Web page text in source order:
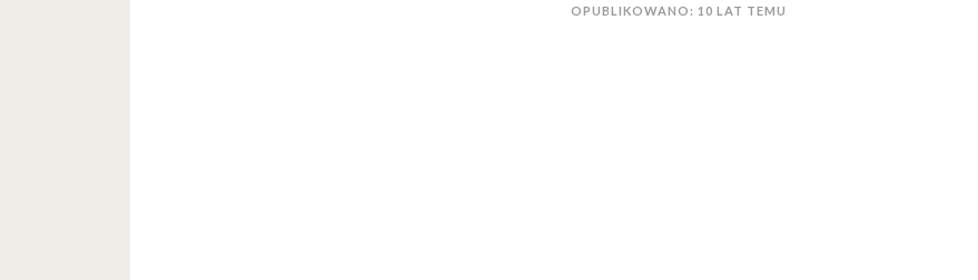
OPUBLIKOWANO: 10 LAT TEMU